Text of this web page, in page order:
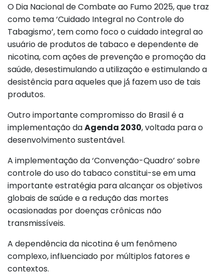
ODia Nacional de Combate ao Fumo 2025, que traz
como tema ‘Cuidado Integral no Controle do
Tabagismo’, tem como foco o cuidado integral ao
usuário de produtos de tabaco e dependente de
nicotina, com ações de prevenção e promoção da
saúde, desestimulando a utilização e estimulando a
desistência para aqueles que já́ fazem uso de tais
produtos.
Outro importante compromisso do Brasil é a
implementação daAgenda 2030, voltada para o
desenvolvimento sustentável.
A implementação da ‘Convenção-Quadro’ sobre
controle do uso do tabaco constitui-se em uma
importante estratégia para alcançar os objetivos
globais de saúde e a redução das mortes
ocasionadas por doenças crônicas não
transmissíveis.
A dependência da nicotina é um fenômeno
complexo, influenciado por múltiplos fatores e
contextos.